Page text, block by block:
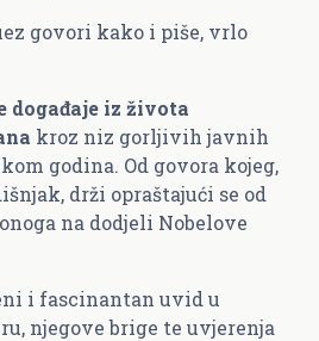
govori kako i piše, vrlo
događaje iz života
kroz niz gorljivih javnih
godina. Od govora kojeg,
drži opraštajući se od
na dodjeli Nobelove
i fascinantan uvid u
njegove brige te uvjerenja